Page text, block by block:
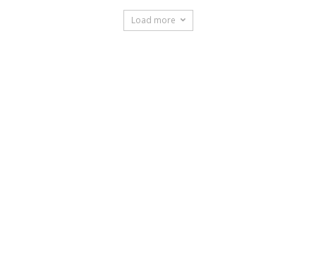
Load more